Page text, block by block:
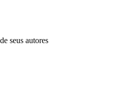
seus autores